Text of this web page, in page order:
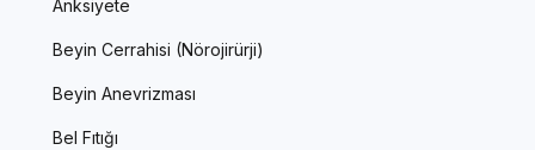
Anksiyete
Beyin Cerrahisi (Nörojirürji)
Beyin Anevrizması
Bel Fıtığı